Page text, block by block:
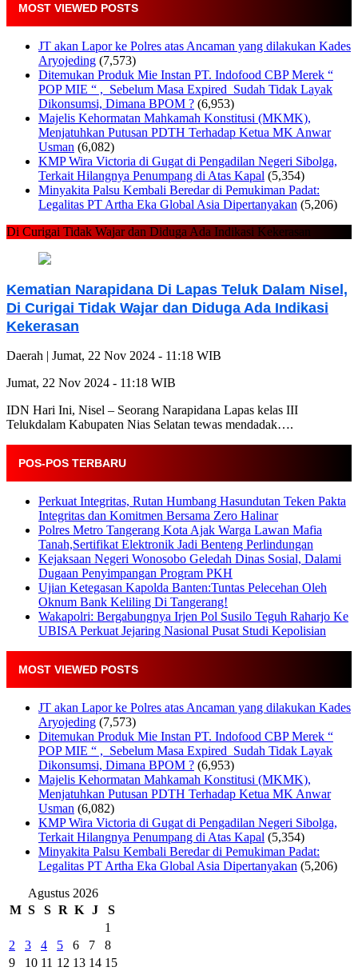
MOST VIEWED POSTS
JT akan Lapor ke Polres atas Ancaman yang dilakukan Kades
Aryojeding (7,573)
Ditemukan Produk Mie Instan PT. Indofood CBP Merek “
POP MIE “ , Sebelum Masa Expired Sudah Tidak Layak
Dikonsumsi, Dimana BPOM ? (6,953)
Majelis Kehormatan Mahkamah Konstitusi (MKMK),
Menjatuhkan Putusan PDTH Terhadap Ketua MK Anwar
Usman (6,082)
KMP Wira Victoria di Gugat di Pengadilan Negeri Sibolga,
Terkait Hilangnya Penumpang di Atas Kapal (5,354)
Minyakita Palsu Kembali Beredar di Pemukiman Padat:
Legalitas PT Artha Eka Global Asia Dipertanyakan (5,206)
Di Curigai Tidak Wajar dan Diduga Ada Indikasi Kekerasan
Kematian Narapidana Di Lapas Teluk Dalam Nisel,
Di Curigai Tidak Wajar dan Diduga Ada Indikasi
Kekerasan
Daerah | Jumat, 22 Nov 2024 - 11:18 WIB
Jumat, 22 Nov 2024 - 11:18 WIB
IDN Hari Ini, Nisel – Seorang Narapidana Lapas kelas III
Telukdalam Kabupaten Nias Selatan tewas mendadak….
POS-POS TERBARU
Perkuat Integritas, Rutan Humbang Hasundutan Teken Pakta
Integritas dan Komitmen Bersama Zero Halinar
Polres Metro Tangerang Kota Ajak Warga Lawan Mafia
Tanah,Sertifikat Elektronik Jadi Benteng Perlindungan
Kejaksaan Negeri Wonosobo Geledah Dinas Sosial, Dalami
Dugaan Penyimpangan Program PKH
Ujian Ketegasan Kapolda Banten:Tuntas Pelecehan Oleh
Oknum Bank Keliling Di Tangerang!
Wakapolri: Bergabungnya Irjen Pol Susilo Teguh Raharjo Ke
UBISA Perkuat Jejaring Nasional Pusat Studi Kepolisian
MOST VIEWED POSTS
JT akan Lapor ke Polres atas Ancaman yang dilakukan Kades
Aryojeding (7,573)
Ditemukan Produk Mie Instan PT. Indofood CBP Merek “
POP MIE “ , Sebelum Masa Expired Sudah Tidak Layak
Dikonsumsi, Dimana BPOM ? (6,953)
Majelis Kehormatan Mahkamah Konstitusi (MKMK),
Menjatuhkan Putusan PDTH Terhadap Ketua MK Anwar
Usman (6,082)
KMP Wira Victoria di Gugat di Pengadilan Negeri Sibolga,
Terkait Hilangnya Penumpang di Atas Kapal (5,354)
Minyakita Palsu Kembali Beredar di Pemukiman Padat:
Legalitas PT Artha Eka Global Asia Dipertanyakan (5,206)
Agustus 2026
M S S R K J
S
1
2
3 4 5 6 7
8
9
10 11 12 13 14 15